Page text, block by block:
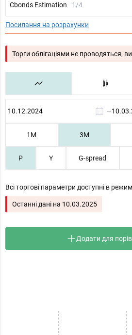
Cbonds Estimation 1/4
Посилання на розрахунки
Торги облігаціями не проводяться,
—
1М 3М
P Y G-spread
Всі торгові параметри доступні в
Останні дані на 10.03.2025
Додати для